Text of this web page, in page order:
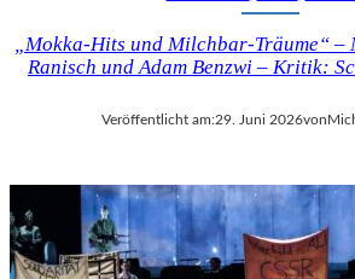
„Mokka-Hits und Milchbar-Träume“ –
Ranisch und Adam Benzwi – Kritik:
Veröffentlicht am:29. Juni 2026von